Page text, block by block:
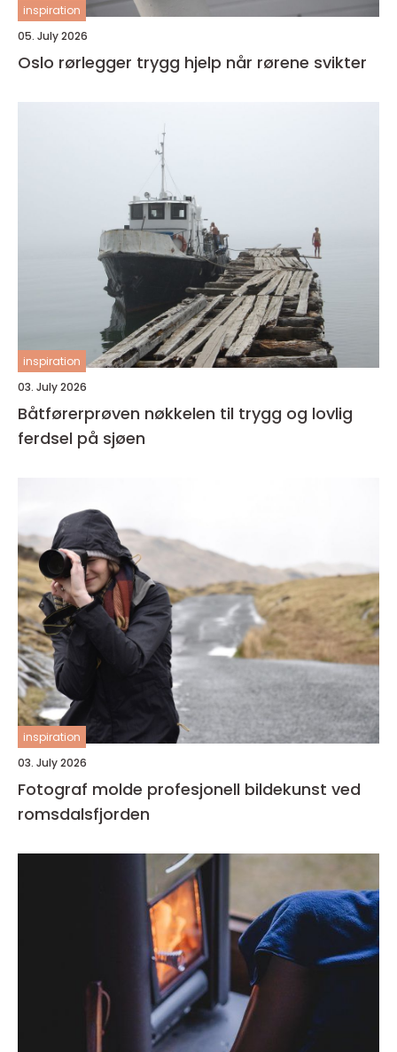
inspiration
05. July 2026
Oslo rørlegger trygg hjelp når rørene svikter
inspiration
03. July 2026
Båtførerprøven nøkkelen til trygg og lovlig
ferdsel på sjøen
inspiration
03. July 2026
Fotograf molde profesjonell bildekunst ved
romsdalsfjorden